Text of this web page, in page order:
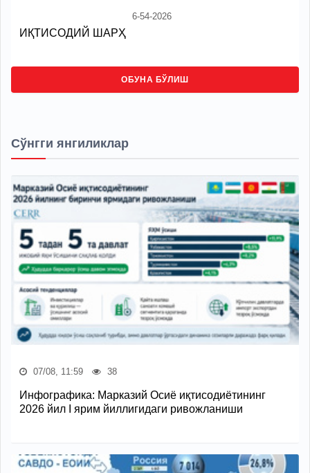
6-54-2026
ИҚТИСОДИЙ ШАРҲ
ОБУНА БЎЛИШ
Сўнгги янгиликлар
07/08, 11:59 38
Инфографика: Марказий Осиё иқтисодиётининг
2026 йил I ярим йиллигидаги ривожланиши